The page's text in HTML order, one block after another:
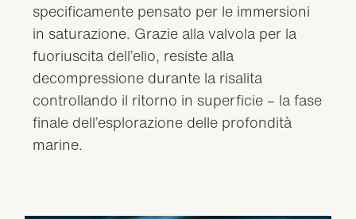
specificamente pensato per le immersioni
in saturazione. Grazie alla valvola per la
fuoriuscita dell’elio, resiste alla
decompressione durante la risalita
controllando il ritorno in superficie – la fase
finale dell’esplorazione delle profondità
marine.